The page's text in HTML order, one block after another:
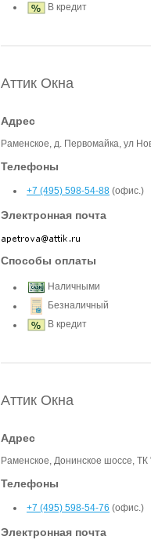
В кредит
Аттик Окна
Адрес
Раменское, д. Первомайка, ул
Телефоны
+7 (495) 598-54-88 (офис.)
Электронная почта
Способы оплаты
Наличными
Безналичный
В кредит
Аттик Окна
Адрес
Раменское, Донинское шоссе, ТК
Телефоны
+7 (495) 598-54-76 (офис.)
Электронная почта